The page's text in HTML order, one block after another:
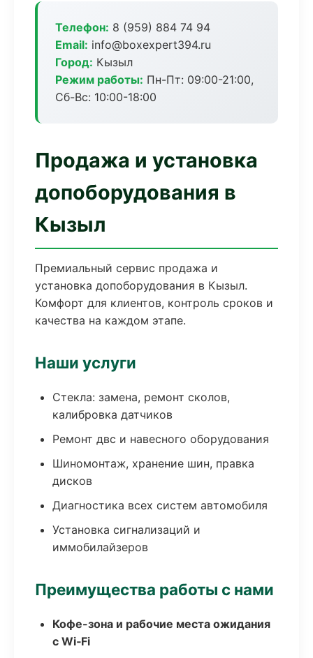
Телефон: 8 (959) 884 74 94
Email: info@boxexpert394.ru
Город: Кызыл
Режим работы: Пн-Пт: 09:00-21:00,
Сб-Вс: 10:00-18:00
Продажа и установка
допоборудования в
Кызыл
Премиальный сервис продажа и
установка допоборудования в Кызыл.
Комфорт для клиентов, контроль сроков и
качества на каждом этапе.
Наши услуги
Стекла: замена, ремонт сколов,
калибровка датчиков
Ремонт двс и навесного оборудования
Шиномонтаж, хранение шин, правка
дисков
Диагностика всех систем автомобиля
Установка сигнализаций и
иммобилайзеров
Преимущества работы с нами
Кофе-зона и рабочие места ожидания
с Wi‑Fi